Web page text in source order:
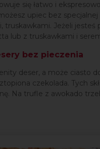
się łatwo i
upiec bez
truskawkami. Jeżeli
lub z truskawkami i
bez pieczenia
deser, a może ciasto
czekolada. Tych
Na trufle z awokado